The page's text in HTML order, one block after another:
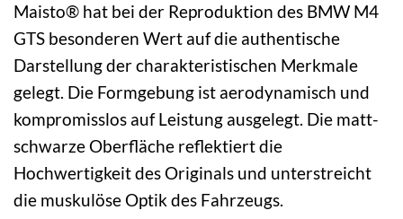
Maisto® hat bei der Reproduktion des BMW M4
GTS besonderen Wert auf die authentische
Darstellung der charakteristischen Merkmale
gelegt. Die Formgebung ist aerodynamisch und
kompromisslos auf Leistung ausgelegt. Die matt-
schwarze Oberfläche reflektiert die
Hochwertigkeit des Originals und unterstreicht
die muskulöse Optik des Fahrzeugs.